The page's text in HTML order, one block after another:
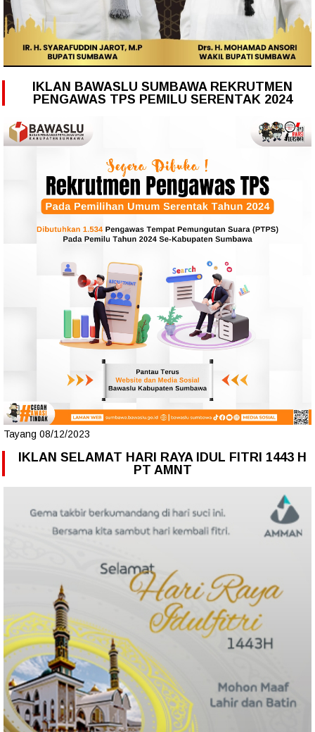
IKLAN BAWASLU SUMBAWA REKRUTMEN
PENGAWAS TPS PEMILU SERENTAK 2024
Tayang 08/12/2023
IKLAN SELAMAT HARI RAYA IDUL FITRI 1443 H
PT AMNT